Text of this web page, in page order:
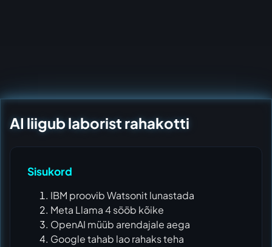
AI liigub laborist rahakotti
Sisukord
IBM proovib Watsonit lunastada
Meta Llama 4 sööb kõike
OpenAI müüb arendajale aega
Google tahab lao rahaks teha